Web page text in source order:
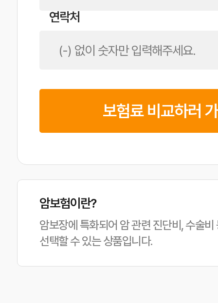
연락처
보험료 비교하러
암보험이란?
암보장에 특화되어 암 관련 진단비, 수술
선택할 수 있는 상품입니다.